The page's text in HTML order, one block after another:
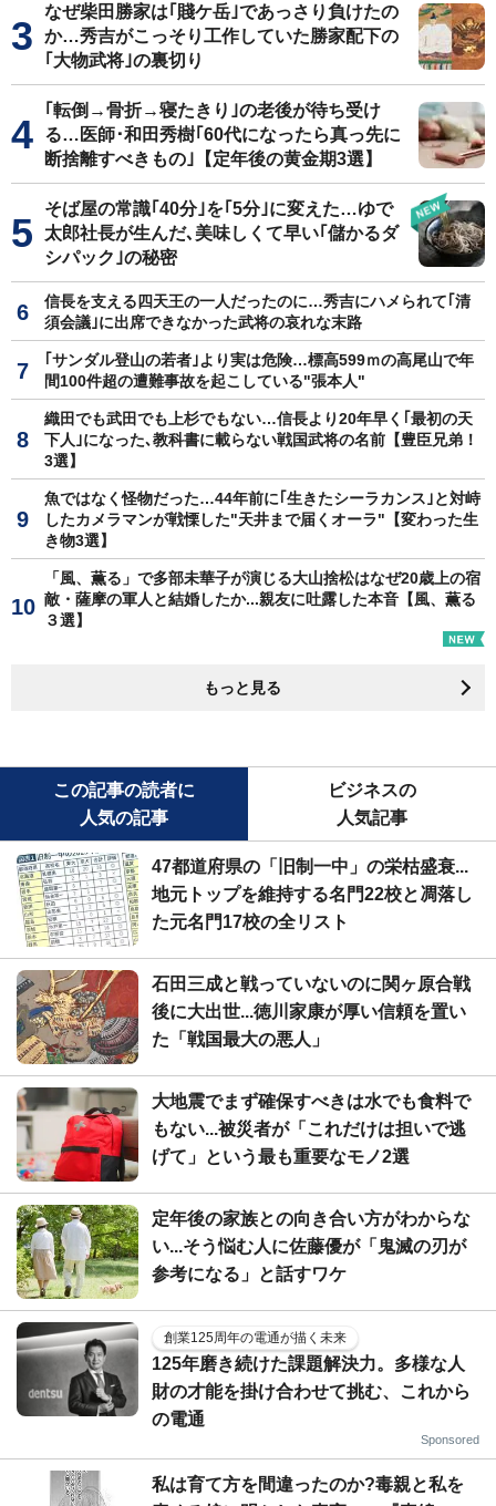
なぜ柴田勝家は｢賤ケ岳｣であっさり負けたの
か…秀吉がこっそり工作していた勝家配下の
｢大物武将｣の裏切り
｢転倒→骨折→寝たきり｣の老後が待ち受け
る…医師･和田秀樹｢60代になったら真っ先に
断捨離すべきもの｣【定年後の黄金期3選】
そば屋の常識｢40分｣を｢5分｣に変えた…ゆで
太郎社長が生んだ､美味しくて早い｢儲かるダ
シパック｣の秘密
信長を支える四天王の一人だったのに…秀吉にハメられて｢清
須会議｣に出席できなかった武将の哀れな末路
｢サンダル登山の若者｣より実は危険…標高599ｍの高尾山で年
間100件超の遭難事故を起こしている"張本人"
織田でも武田でも上杉でもない…信長より20年早く｢最初の天
下人｣になった､教科書に載らない戦国武将の名前【豊臣兄弟！
3選】
魚ではなく怪物だった…44年前に｢生きたシーラカンス｣と対峙
したカメラマンが戦慄した"天井まで届くオーラ"【変わった生
き物3選】
「風、薫る」で多部未華子が演じる大山捨松はなぜ20歳上の宿
敵・薩摩の軍人と結婚したか...親友に吐露した本音【風、薫る
３選】
もっと見る
この記事の読者に
人気の記事
ビジネスの
人気記事
47都道府県の「旧制一中」の栄枯盛衰...
地元トップを維持する名門22校と凋落し
た元名門17校の全リスト
石田三成と戦っていないのに関ヶ原合戦
後に大出世...徳川家康が厚い信頼を置い
た「戦国最大の悪人」
大地震でまず確保すべきは水でも食料で
もない...被災者が「これだけは担いで逃
げて」という最も重要なモノ2選
定年後の家族との向き合い方がわからな
い...そう悩む人に佐藤優が「鬼滅の刃が
参考になる」と話すワケ
創業125周年の電通が描く未来
125年磨き続けた課題解決力。多様な人
財の才能を掛け合わせて挑む、これから
の電通
Sponsored
私は育て方を間違ったのか?毒親と私を